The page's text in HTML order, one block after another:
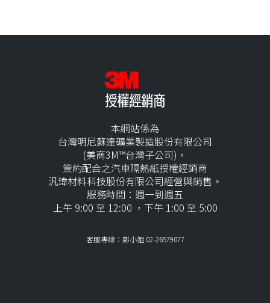
本網站係為
台灣明尼蘇達礦業製造股份有限公司
(美商3M™台灣子公司)，
簽約配合之汽車隔熱紙授權經銷商
汎瑋材料科技股份有限公司經營與銷售。
服務時間：週一到週五
上午 9:00 至 12:00 ，下午 1:00 至 5:00
客服專線：鄭小姐 02-26579077